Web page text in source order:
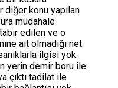
diğer konu yapılan
müdahale
edilen ve o
ait olmadığı net.
ilgisi yok.
yerin demir boru ile
çıktı tadilat ile